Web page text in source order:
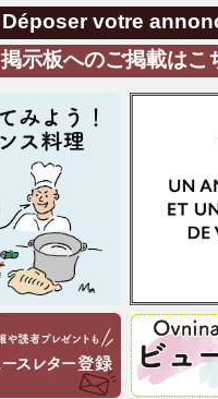
Déposer votre
掲示板へのご掲載はこ